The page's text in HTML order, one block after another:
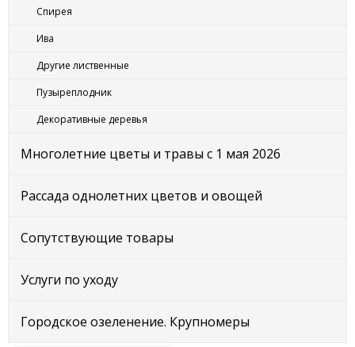
Спирея
Ива
Другие лиственные
Пузыреплодник
Декоративные деревья
Многолетние цветы и травы с 1 мая 2026
Рассада однолетних цветов и овощей
Сопутствующие товары
Услуги по уходу
Городское озеленение. Крупномеры